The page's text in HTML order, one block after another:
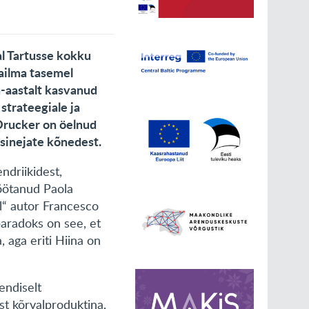
Tartusse kokku
tasemel
kasvanud
ja
on öelnud
kõnedest.
Paola
autor Francesco
on see, et
aga eriti Hiina on
kõrvalproduktina,